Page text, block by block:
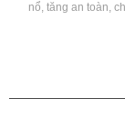
trong môi